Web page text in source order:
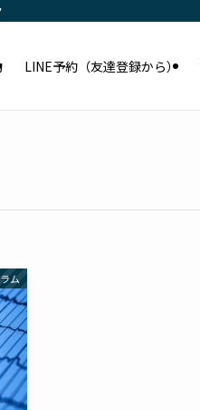
LINE予約（友達登録から）
ム